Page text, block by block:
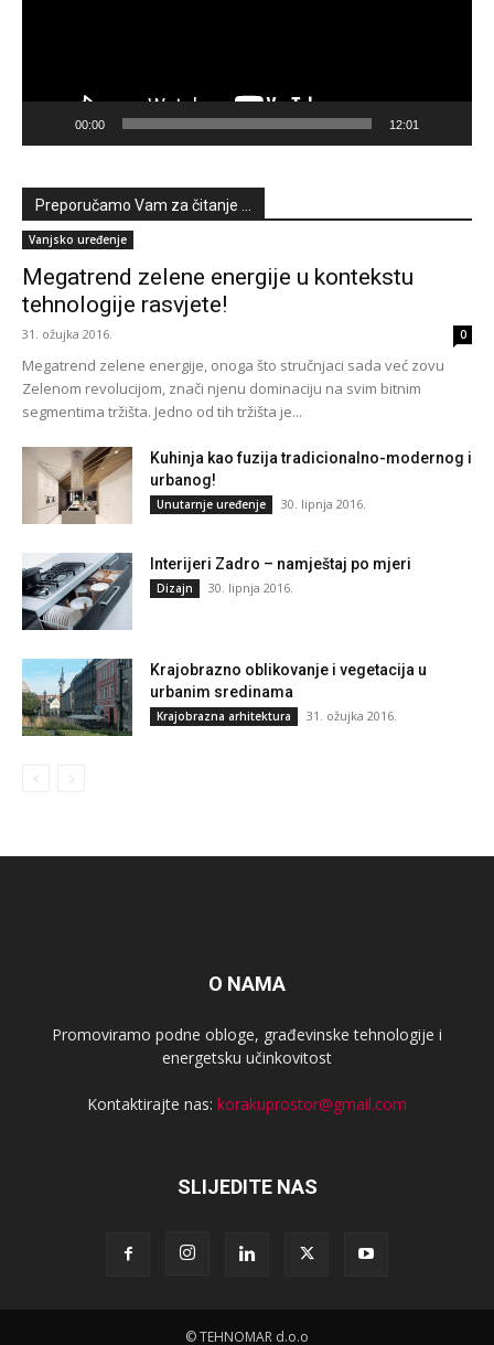
00:00 12:01
Preporučamo Vam za čitanje ...
Vanjsko uređenje
Megatrend zelene energije u kontekstu
tehnologije rasvjete!
31. ožujka 2016. 0
Megatrend zelene energije, onoga što stručnjaci sada već zovu
Zelenom revolucijom, znači njenu dominaciju na svim bitnim
segmentima tržišta. Jedno od tih tržišta je...
Kuhinja kao fuzija tradicionalno-modernog i
urbanog!
Unutarnje uređenje 30. lipnja 2016.
Interijeri Zadro – namještaj po mjeri
Dizajn 30. lipnja 2016.
Krajobrazno oblikovanje i vegetacija u
urbanim sredinama
Krajobrazna arhitektura 31. ožujka 2016.
O NAMA
Promoviramo podne obloge, građevinske tehnologije i
energetsku učinkovitost
Kontaktirajte nas: korakuprostor@gmail.com
SLIJEDITE NAS
© TEHNOMAR d.o.o